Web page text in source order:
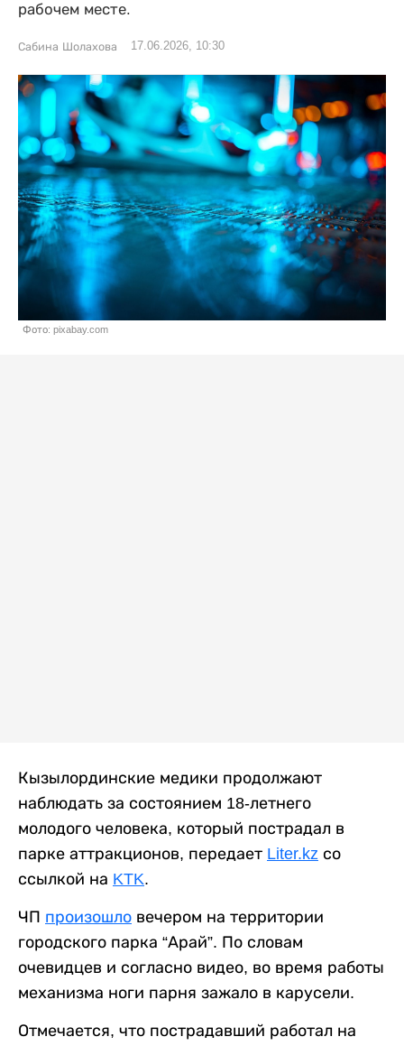
рабочем месте.
Сабина Шолахова 17.06.2026, 10:30
Фото: pixabay.com
Кызылординские медики продолжают
наблюдать за состоянием 18-летнего
молодого человека, который пострадал в
парке аттракционов, передает Liter.kz со
ссылкой на KTK.
ЧП произошло вечером на территории
городского парка “Арай”. По словам
очевидцев и согласно видео, во время работы
механизма ноги парня зажало в карусели.
Отмечается, что пострадавший работал на